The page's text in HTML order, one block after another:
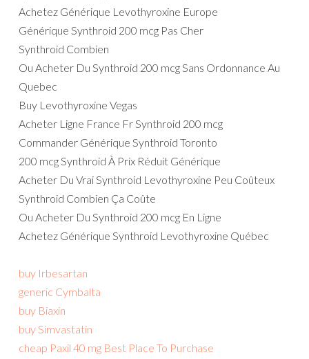
Achetez Générique Levothyroxine Europe
Générique Synthroid 200 mcg Pas Cher
Synthroid Combien
Ou Acheter Du Synthroid 200 mcg Sans Ordonnance Au
Quebec
Buy Levothyroxine Vegas
Acheter Ligne France Fr Synthroid 200 mcg
Commander Générique Synthroid Toronto
200 mcg Synthroid À Prix Réduit Générique
Acheter Du Vrai Synthroid Levothyroxine Peu Coûteux
Synthroid Combien Ça Coûte
Ou Acheter Du Synthroid 200 mcg En Ligne
Achetez Générique Synthroid Levothyroxine Québec
buy Irbesartan
generic Cymbalta
buy Biaxin
buy Simvastatin
cheap Paxil 40 mg Best Place To Purchase